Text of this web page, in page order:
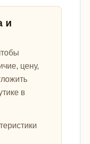
и
цену,
в